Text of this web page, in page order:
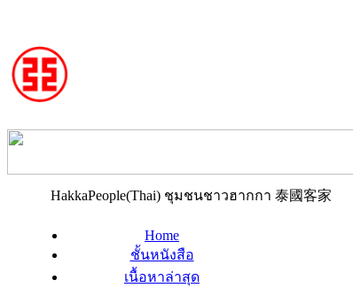
HakkaPeople(Thai) ชุมชนชาวฮากกา 泰國客家
Home
ชั้นหนังสือ
เนื้อหาล่าสุด